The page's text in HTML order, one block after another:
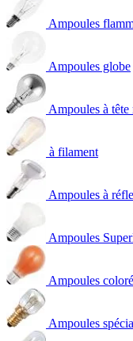
Ampoules
Ampoules globe
Ampoules à
à filament
Ampoules à
Ampoules
Ampoules
Ampoules